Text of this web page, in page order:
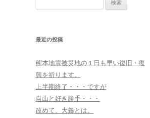
最近の投稿
熊本地震被災地の１日も早い復旧・復
興を祈ります。
上半期終了・・・ですが
自由と好き勝手・・・
改めて、大義とは。